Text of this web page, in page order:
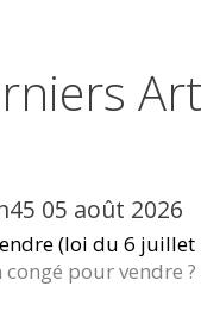
05 août 2026
(loi du 6 juillet
pour vendre ?